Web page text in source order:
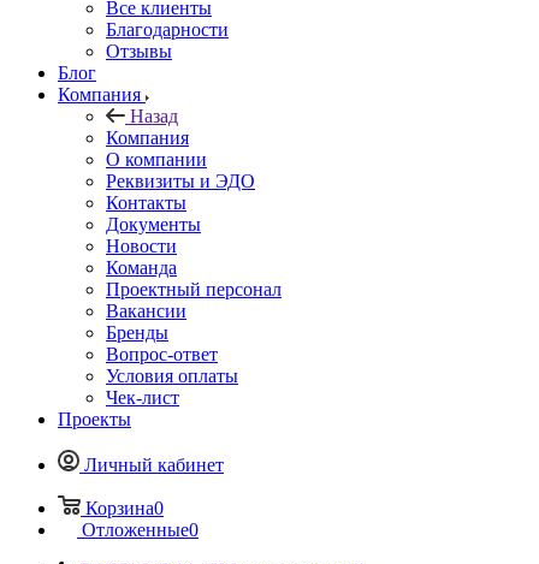
Все клиенты
Благодарности
Отзывы
Блог
Компания
Назад
Компания
О компании
Реквизиты и ЭДО
Контакты
Документы
Новости
Команда
Проектный персонал
Вакансии
Бренды
Вопрос-ответ
Условия оплаты
Чек-лист
Проекты
Личный кабинет
Корзина0
Отложенные0